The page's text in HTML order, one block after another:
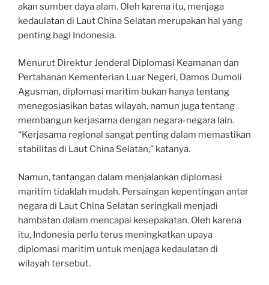
akan sumber daya alam. Oleh karena itu, menjaga
kedaulatan di Laut China Selatan merupakan hal yang
penting bagi Indonesia.
Menurut Direktur Jenderal Diplomasi Keamanan dan
Pertahanan Kementerian Luar Negeri, Damos Dumoli
Agusman, diplomasi maritim bukan hanya tentang
menegosiasikan batas wilayah, namun juga tentang
membangun kerjasama dengan negara-negara lain.
“Kerjasama regional sangat penting dalam memastikan
stabilitas di Laut China Selatan,” katanya.
Namun, tantangan dalam menjalankan diplomasi
maritim tidaklah mudah. Persaingan kepentingan antar
negara di Laut China Selatan seringkali menjadi
hambatan dalam mencapai kesepakatan. Oleh karena
itu, Indonesia perlu terus meningkatkan upaya
diplomasi maritim untuk menjaga kedaulatan di
wilayah tersebut.